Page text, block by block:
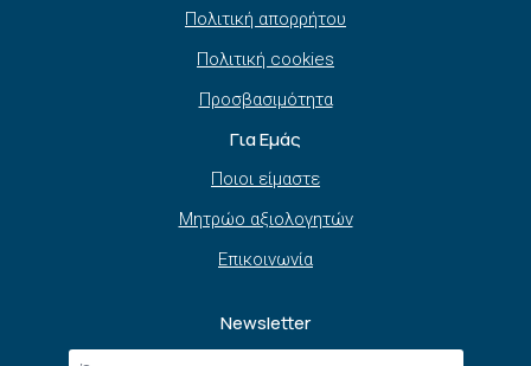
Πολιτική απορρήτου
Πολιτική cookies
Προσβασιμότητα
Για Εμάς
Ποιοι είμαστε
Μητρώο αξιολογητών
Επικοινωνία
Newsletter
Όνομα